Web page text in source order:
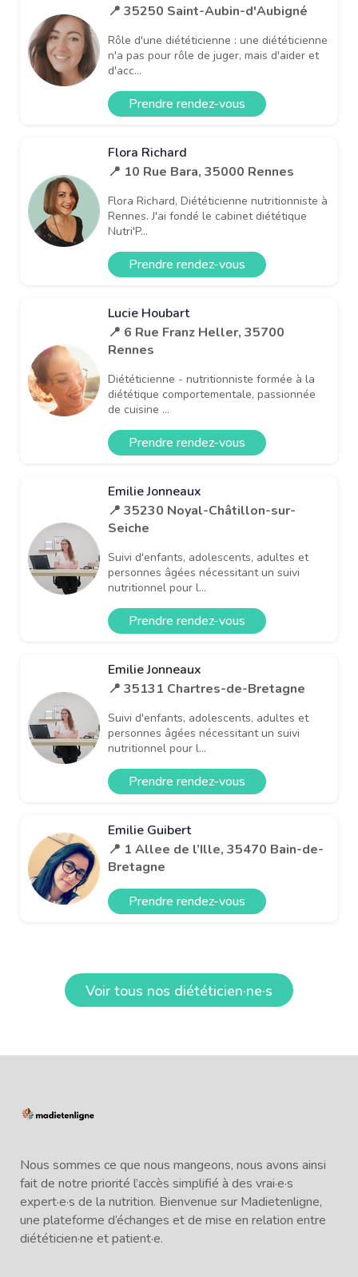
📍 35250 Saint-Aubin-d'Aubigné
Rôle d'une diététicienne : une diététicienne
n'a pas pour rôle de juger, mais d'aider et
d'acc...
Prendre rendez-vous
Flora Richard
📍 10 Rue Bara, 35000 Rennes
Flora Richard, Diététicienne nutritionniste à
Rennes. J'ai fondé le cabinet diététique
Nutri'P...
Prendre rendez-vous
Lucie Houbart
📍 6 Rue Franz Heller, 35700
Rennes
Diététicienne - nutritionniste formée à la
diététique comportementale, passionnée
de cuisine ...
Prendre rendez-vous
Emilie Jonneaux
📍 35230 Noyal-Châtillon-sur-
Seiche
Suivi d'enfants, adolescents, adultes et
personnes âgées nécessitant un suivi
nutritionnel pour l...
Prendre rendez-vous
Emilie Jonneaux
📍 35131 Chartres-de-Bretagne
Suivi d'enfants, adolescents, adultes et
personnes âgées nécessitant un suivi
nutritionnel pour l...
Prendre rendez-vous
Emilie Guibert
📍 1 Allee de l’Ille, 35470 Bain-de-
Bretagne
Prendre rendez-vous
Voir tous nos diététicien·ne·s
Nous sommes ce que nous mangeons, nous avons ainsi
fait de notre priorité l’accès simplifié à des vrai·e·s
expert·e·s de la nutrition. Bienvenue sur Madietenligne,
une plateforme d’échanges et de mise en relation entre
diététicien·ne et patient·e.